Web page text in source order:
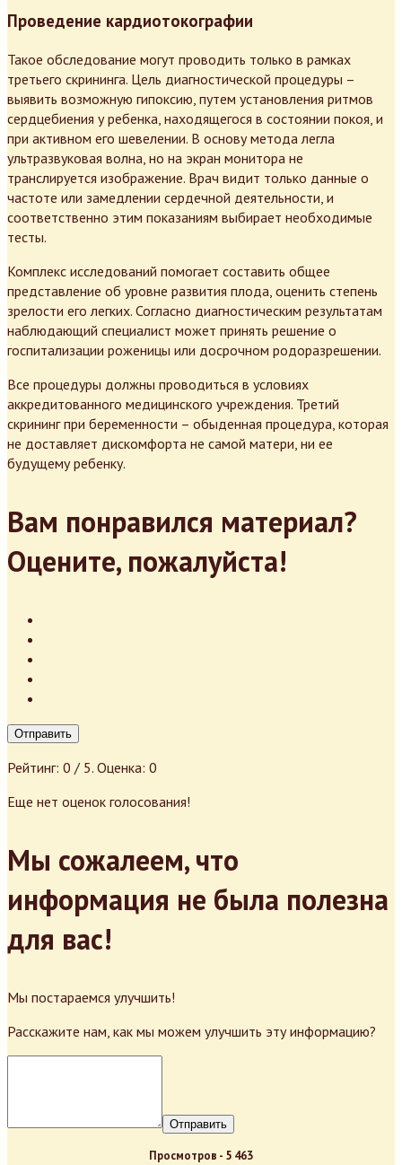
Проведение кардиотокографии
Такое обследование могут проводить только в рамках
третьего скрининга. Цель диагностической процедуры –
выявить возможную гипоксию, путем установления ритмов
сердцебиения у ребенка, находящегося в состоянии покоя, и
при активном его шевелении. В основу метода легла
ультразвуковая волна, но на экран монитора не
транслируется изображение. Врач видит только данные о
частоте или замедлении сердечной деятельности, и
соответственно этим показаниям выбирает необходимые
тесты.
Комплекс исследований помогает составить общее
представление об уровне развития плода, оценить степень
зрелости его легких. Согласно диагностическим результатам
наблюдающий специалист может принять решение о
госпитализации роженицы или досрочном родоразрешении.
Все процедуры должны проводиться в условиях
аккредитованного медицинского учреждения. Третий
скрининг при беременности – обыденная процедура, которая
не доставляет дискомфорта не самой матери, ни ее
будущему ребенку.
Вам понравился материал?
Оцените, пожалуйста!
Отправить
Рейтинг: 0 / 5. Оценка: 0
Еще нет оценок голосования!
Мы сожалеем, что
информация не была полезна
для вас!
Мы постараемся улучшить!
Расскажите нам, как мы можем улучшить эту информацию?
Отправить
Просмотров - 5 463